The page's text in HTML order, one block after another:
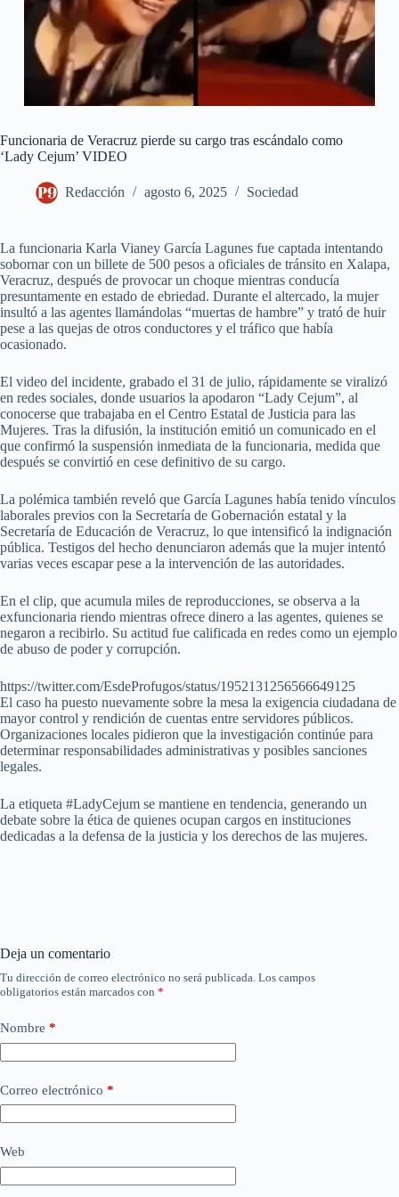
Funcionaria de Veracruz pierde su cargo tras escándalo como
‘Lady Cejum’ VIDEO
Redacción agosto 6, 2025 Sociedad
La funcionaria Karla Vianey García Lagunes fue captada intentando
sobornar con un billete de 500 pesos a oficiales de tránsito en Xalapa,
Veracruz, después de provocar un choque mientras conducía
presuntamente en estado de ebriedad. Durante el altercado, la mujer
insultó a las agentes llamándolas “muertas de hambre” y trató de huir
pese a las quejas de otros conductores y el tráfico que había
ocasionado.
El video del incidente, grabado el 31 de julio, rápidamente se viralizó
en redes sociales, donde usuarios la apodaron “Lady Cejum”, al
conocerse que trabajaba en el Centro Estatal de Justicia para las
Mujeres. Tras la difusión, la institución emitió un comunicado en el
que confirmó la suspensión inmediata de la funcionaria, medida que
después se convirtió en cese definitivo de su cargo.
La polémica también reveló que García Lagunes había tenido vínculos
laborales previos con la Secretaría de Gobernación estatal y la
Secretaría de Educación de Veracruz, lo que intensificó la indignación
pública. Testigos del hecho denunciaron además que la mujer intentó
varias veces escapar pese a la intervención de las autoridades.
En el clip, que acumula miles de reproducciones, se observa a la
exfuncionaria riendo mientras ofrece dinero a las agentes, quienes se
negaron a recibirlo. Su actitud fue calificada en redes como un ejemplo
de abuso de poder y corrupción.
https://twitter.com/EsdeProfugos/status/1952131256566649125
El caso ha puesto nuevamente sobre la mesa la exigencia ciudadana de
mayor control y rendición de cuentas entre servidores públicos.
Organizaciones locales pidieron que la investigación continúe para
determinar responsabilidades administrativas y posibles sanciones
legales.
La etiqueta #LadyCejum se mantiene en tendencia, generando un
debate sobre la ética de quienes ocupan cargos en instituciones
dedicadas a la defensa de la justicia y los derechos de las mujeres.
Deja un comentario
Tu dirección de correo electrónico no será publicada. Los campos
obligatorios están marcados con *
Nombre *
Correo electrónico *
Web